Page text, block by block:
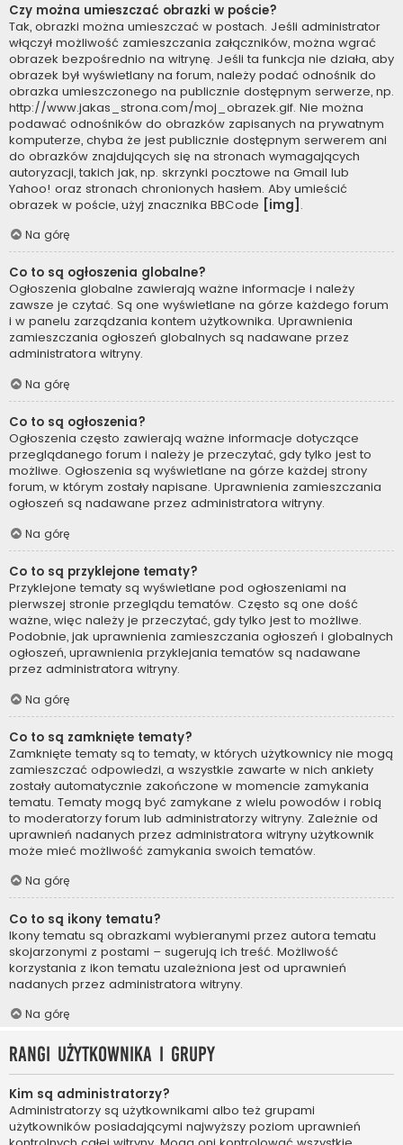
Czy można umieszczać obrazki w poście?
Tak, obrazki można umieszczać w postach. Jeśli administrator
włączył możliwość zamieszczania załączników, można wgrać
obrazek bezpośrednio na witrynę. Jeśli ta funkcja nie działa, aby
obrazek był wyświetlany na forum, należy podać odnośnik do
obrazka umieszczonego na publicznie dostępnym serwerze, np.
http://www.jakas_strona.com/moj_obrazek.gif. Nie można
podawać odnośników do obrazków zapisanych na prywatnym
komputerze, chyba że jest publicznie dostępnym serwerem ani
do obrazków znajdujących się na stronach wymagających
autoryzacji, takich jak, np. skrzynki pocztowe na Gmail lub
Yahoo! oraz stronach chronionych hasłem. Aby umieścić
obrazek w poście, użyj znacznika BBCode [img] .
Na górę
Co to są ogłoszenia globalne?
Ogłoszenia globalne zawierają ważne informacje i należy
zawsze je czytać. Są one wyświetlane na górze każdego forum
i w panelu zarządzania kontem użytkownika. Uprawnienia
zamieszczania ogłoszeń globalnych są nadawane przez
administratora witryny.
Na górę
Co to są ogłoszenia?
Ogłoszenia często zawierają ważne informacje dotyczące
przeglądanego forum i należy je przeczytać, gdy tylko jest to
możliwe. Ogłoszenia są wyświetlane na górze każdej strony
forum, w którym zostały napisane. Uprawnienia zamieszczania
ogłoszeń są nadawane przez administratora witryny.
Na górę
Co to są przyklejone tematy?
Przyklejone tematy są wyświetlane pod ogłoszeniami na
pierwszej stronie przeglądu tematów. Często są one dość
ważne, więc należy je przeczytać, gdy tylko jest to możliwe.
Podobnie, jak uprawnienia zamieszczania ogłoszeń i globalnych
ogłoszeń, uprawnienia przyklejania tematów są nadawane
przez administratora witryny.
Na górę
Co to są zamknięte tematy?
Zamknięte tematy są to tematy, w których użytkownicy nie mogą
zamieszczać odpowiedzi, a wszystkie zawarte w nich ankiety
zostały automatycznie zakończone w momencie zamykania
tematu. Tematy mogą być zamykane z wielu powodów i robią
to moderatorzy forum lub administratorzy witryny. Zależnie od
uprawnień nadanych przez administratora witryny użytkownik
może mieć możliwość zamykania swoich tematów.
Na górę
Co to są ikony tematu?
Ikony tematu są obrazkami wybieranymi przez autora tematu
skojarzonymi z postami – sugerują ich treść. Możliwość
korzystania z ikon tematu uzależniona jest od uprawnień
nadanych przez administratora witryny.
Na górę
Rangi użytkownika i grupy
Kim są administratorzy?
Administratorzy są użytkownikami albo też grupami
użytkowników posiadającymi najwyższy poziom uprawnień